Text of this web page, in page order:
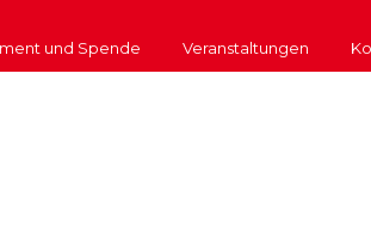
und Spende Veranstaltungen